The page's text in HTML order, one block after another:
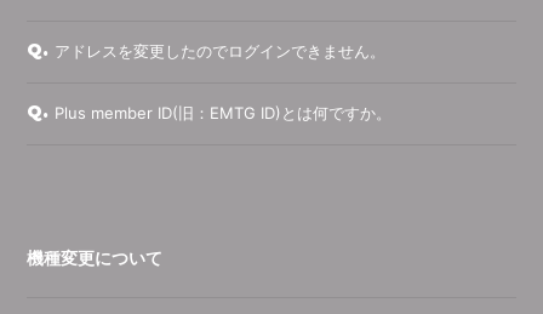
Q. アドレスを変更したのでログインできません。
Q. Plus member ID(旧：EMTG ID)とは何ですか。
機種変更について